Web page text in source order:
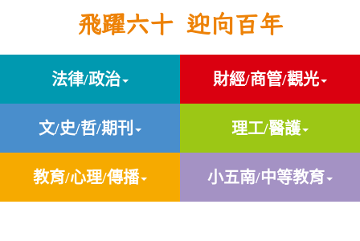
飛躍六十 迎向百年
法律/政治 財經/商管/觀光
文/史/哲/期刊 理工/醫護
教育/心理/傳播 小五南/中等教育